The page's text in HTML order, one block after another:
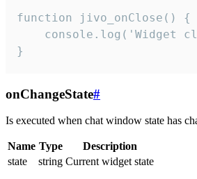
function jivo_onClose() {
console.log('Widget
}
onChangeState#
Is executed when chat window state has
Name Type
Description
state
string Current widget state